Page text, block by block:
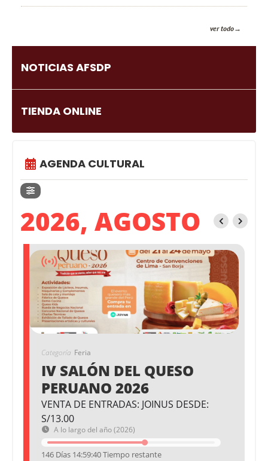
ver todo
NOTICIAS AFSDP
TIENDA ONLINE
AGENDA CULTURAL
2026, AGOSTO
Categoría Feria
IV SALÓN DEL QUESO
PERUANO 2026
VENTA DE ENTRADAS: JOINUS DESDE:
S/13.00
A lo largo del año (2026)
146 Días 14:59:40 Tiempo restante